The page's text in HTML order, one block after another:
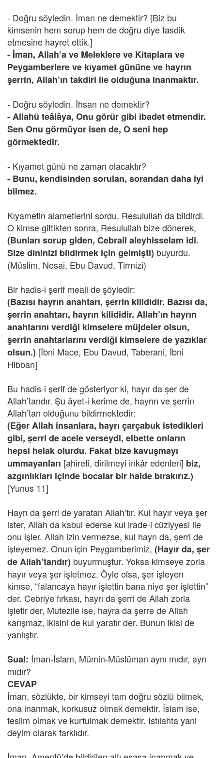
- Doğru söyledin. İman ne demektir? [Biz bu
kimsenin hem sorup hem de doğru diye tasdik
etmesine hayret ettik.]
- İman, Allah’a ve Meleklere ve Kitaplara ve
Peygamberlere ve kıyamet gününe ve hayrın
şerrin, Allah’ın takdiri ile olduğuna inanmaktır.
- Doğru söyledin. İhsan ne demektir?
- Allahü teâlâya, Onu görür gibi ibadet etmendir.
Sen Onu görmüyor isen de, O seni hep
görmektedir.
- Kıyamet günü ne zaman olacaktır?
- Bunu, kendisinden sorulan, sorandan daha iyi
bilmez.
Kıyametin alametlerini sordu. Resulullah da bildirdi.
O kimse gittikten sonra, Resulullah bize dönerek,
(Bunları sorup giden, Cebrail aleyhisselam idi.
Size dininizi bildirmek için gelmişti) buyurdu.
(Müslim, Nesai, Ebu Davud, Tirmizi)
Bir hadis-i şerif meali de şöyledir:
(Bazısı hayrın anahtarı, şerrin kilididir. Bazısı da,
şerrin anahtarı, hayrın kilididir. Allah’ın hayrın
anahtarını verdiği kimselere müjdeler olsun,
şerrin anahtarlarını verdiği kimselere de yazıklar
olsun.) [İbni Mace, Ebu Davud, Taberani, İbni
Hibban]
Bu hadis-i şerif de gösteriyor ki, hayır da şer de
Allah’tandır. Şu âyet-i kerime de, hayrın ve şerrin
Allah’tan olduğunu bildirmektedir:
(Eğer Allah insanlara, hayrı çarçabuk istedikleri
gibi, şerri de acele verseydi, elbette onların
hepsi helak olurdu. Fakat bize kavuşmayı
ummayanları [ahireti, dirilmeyi inkâr edenleri] biz,
azgınlıkları içinde bocalar bir halde bırakırız.)
[Yunus 11]
Hayrı da şerri de yaratan Allah’tır. Kul hayır veya şer
ister, Allah da kabul ederse kul irade-i cüziyyesi ile
onu işler. Allah izin vermezse, kul hayrı da, şerri de
işleyemez. Onun için Peygamberimiz, (Hayır da, şer
de Allah’tandır) buyurmuştur. Yoksa kimseye zorla
hayır veya şer işletmez. Öyle olsa, şer işleyen
kimse, “falancaya hayır işlettin bana niye şer işlettin”
der. Cebriye fırkası, hayrı da şerri de Allah zorla
işletir der, Mutezile ise, hayra da şerre de Allah
karışmaz, ikisini de kul yaratır der. Bunun ikisi de
yanlıştır.
Sual: İman-İslam, Mümin-Müslüman aynı mıdır, ayrı
mıdır?
CEVAP
İman, sözlükte, bir kimseyi tam doğru sözlü bilmek,
ona inanmak, korkusuz olmak demektir. İslam ise,
teslim olmak ve kurtulmak demektir. Istılahta yani
deyim olarak farklıdır.